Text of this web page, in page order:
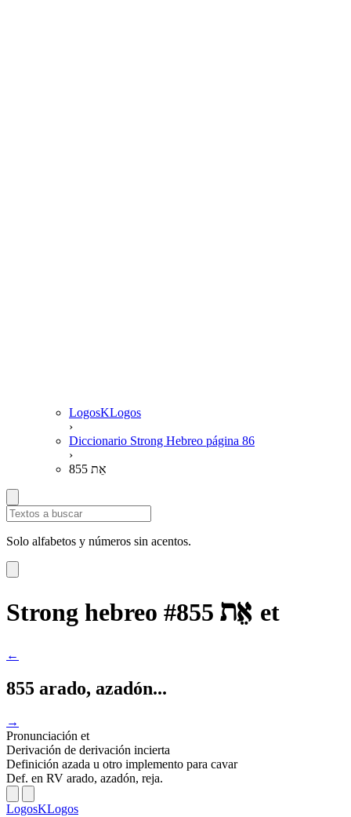
LogosKLogos
›
Diccionario Strong Hebreo página 86
›
855 אֵת
Solo alfabetos y números sin acentos.
Strong hebreo #855 אֵת et
←
855 arado, azadón...
→
Pronunciación et
Derivación de derivación incierta
Definición azada u otro implemento para cavar
Def. en RV arado, azadón, reja.
LogosKLogos